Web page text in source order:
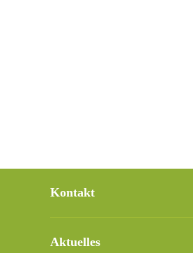
Kontakt
Aktuelles